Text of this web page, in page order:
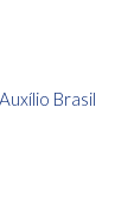
Brasil